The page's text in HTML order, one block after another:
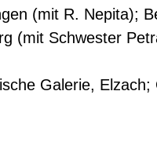
(mit R. Nepita);
(mit Schwester
Galerie,